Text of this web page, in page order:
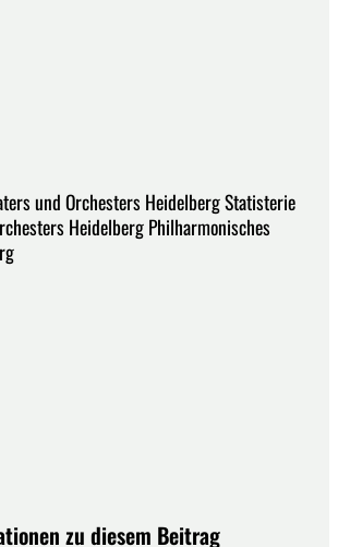
und Orchesters Heidelberg Statisterie
Heidelberg Philharmonisches
zu diesem Beitrag